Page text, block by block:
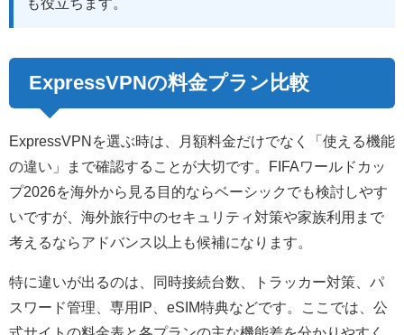
ExpressVPNの料金プラン比較
ExpressVPNを選ぶ時は、月額料金だけでなく「使える機能
の違い」まで確認することが大切です。FIFAワールドカッ
プ2026を海外から見る目的ならベーシックでも検討しやす
いですが、海外旅行中のセキュリティ対策や家族利用まで
考えるならアドバンス以上も候補になります。
特に違いが出るのは、同時接続台数、トラッカー対策、パ
スワード管理、専用IP、eSIM特典などです。ここでは、公